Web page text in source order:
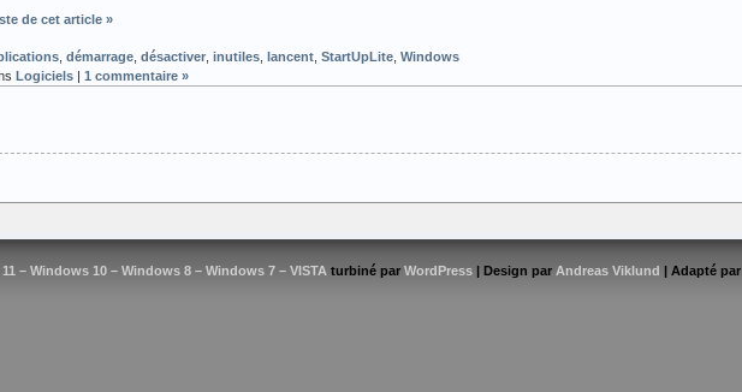
de cet article »
démarrage désactiver inutiles lancent StartUpLite Windows
Logiciels | 1 commentaire »
– Windows 10 – Windows 8 – Windows 7 – VISTA turbiné par WordPress | Design par Andreas Viklund | Adapté par